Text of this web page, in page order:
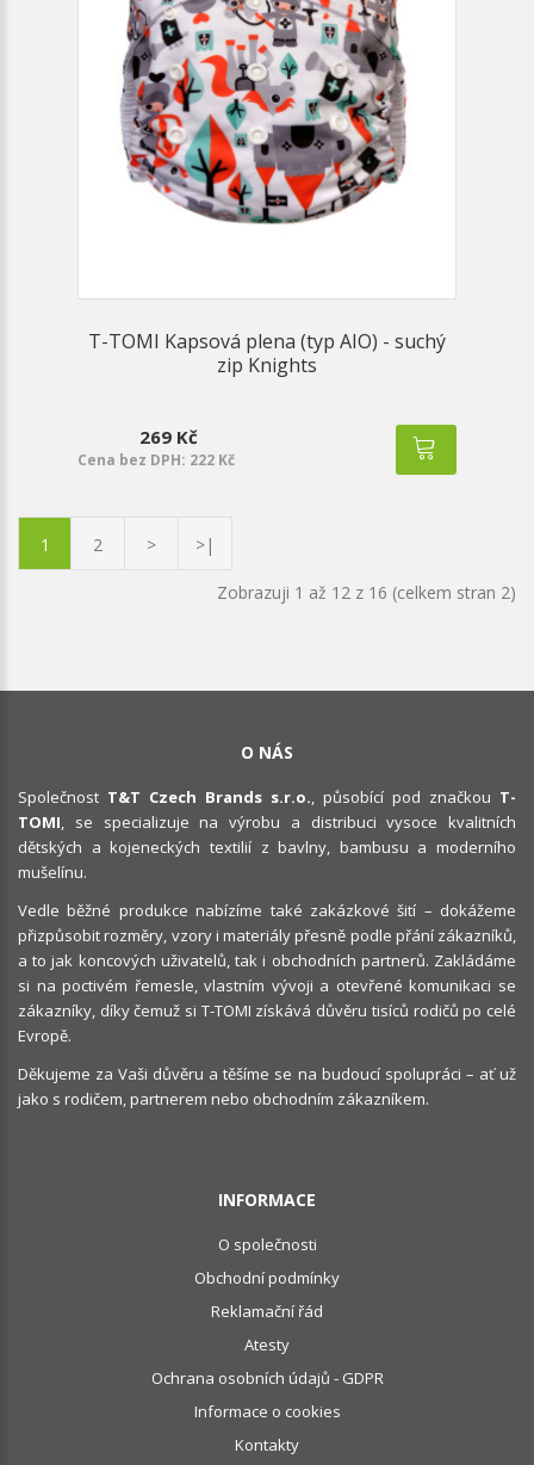
T-TOMI Kapsová plena (typ AIO) - suchý
zip Knights
269 Kč
Cena bez DPH: 222 Kč
1 2 > >|
Zobrazuji 1 až 12 z 16 (celkem stran 2)
O NÁS
Společnost T&T Czech Brands s.r.o., působící pod značkou T-
TOMI, se specializuje na výrobu a distribuci vysoce kvalitních
dětských a kojeneckých textilií z bavlny, bambusu a moderního
mušelínu.
Vedle běžné produkce nabízíme také zakázkové šití – dokážeme
přizpůsobit rozměry, vzory i materiály přesně podle přání zákazníků,
a to jak koncových uživatelů, tak i obchodních partnerů. Zakládáme
si na poctivém řemesle, vlastním vývoji a otevřené komunikaci se
zákazníky, díky čemuž si T-TOMI získává důvěru tisíců rodičů po celé
Evropě.
Děkujeme za Vaši důvěru a těšíme se na budoucí spolupráci – ať už
jako s rodičem, partnerem nebo obchodním zákazníkem.
INFORMACE
O společnosti
Obchodní podmínky
Reklamační řád
Atesty
Ochrana osobních údajů - GDPR
Informace o cookies
Kontakty